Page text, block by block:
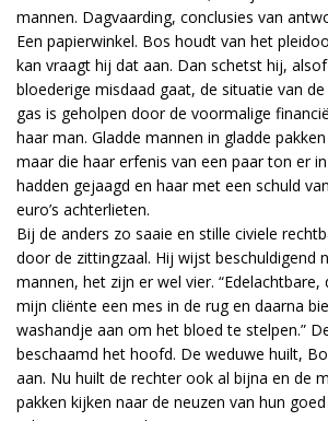
mannen. Dagvaarding, conclusies van
Een papierwinkel. Bos houdt van het
kan vraagt hij dat aan. Dan schetst hij,
bloederige misdaad gaat, de situatie van
gas is geholpen door de voormalige
haar man. Gladde mannen in gladde
maar die haar erfenis van een paar ton er
hadden gejaagd en haar met een schuld
euro’s achterlieten.
Bij de anders zo saaie en stille civiele
door de zittingzaal. Hij wijst beschuldigend
mannen, het zijn er wel vier.
mijn cliënte een mes in de rug en daarna
washandje aan om het bloed te stelpen.”
beschaamd het hoofd. De weduwe huilt,
aan. Nu huilt de rechter ook al bijna en de
pakken kijken naar de neuzen van hun